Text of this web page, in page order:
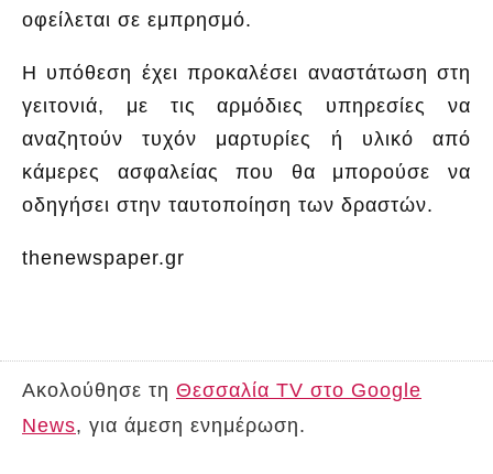
οφείλεται σε εμπρησμό.
Η υπόθεση έχει προκαλέσει αναστάτωση στη
γειτονιά, με τις αρμόδιες υπηρεσίες να
αναζητούν τυχόν μαρτυρίες ή υλικό από
κάμερες ασφαλείας που θα μπορούσε να
οδηγήσει στην ταυτοποίηση των δραστών.
thenewspaper.gr
Ακολούθησε τη Θεσσαλία TV στο Google
News, για άμεση ενημέρωση.